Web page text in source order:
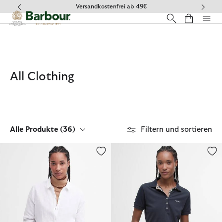
Klicken Sie hier, um unsere Barrierefreiheitserklärung
Häufig gestellte Fragen
All Clothing
Alle Produkte (36) Filtern und sortieren
Bluse Marine Long-Sleeved RelaxedPoloshirt Portsdown